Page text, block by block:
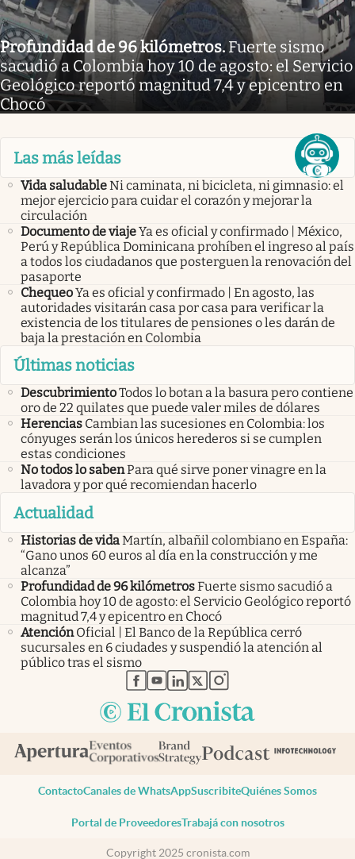
Profundidad de 96 kilómetros. Fuerte sismo
sacudió a Colombia hoy 10 de agosto: el Servicio
Geológico reportó magnitud 7,4 y epicentro en
Chocó
Las más leídas
Vida saludableNi caminata, ni bicicleta, ni gimnasio: el
mejor ejercicio para cuidar el corazón y mejorar la
circulación
Documento de viajeYa es oficial y confirmado | México,
Perú y República Dominicana prohíben el ingreso al país
a todos los ciudadanos que posterguen la renovación del
pasaporte
ChequeoYa es oficial y confirmado | En agosto, las
autoridades visitarán casa por casa para verificar la
existencia de los titulares de pensiones o les darán de
baja la prestación en Colombia
Últimas noticias
DescubrimientoTodos lo botan a la basura pero contiene
oro de 22 quilates que puede valer miles de dólares
Herencias Cambian las sucesiones en Colombia: los
cónyuges serán los únicos herederos si se cumplen
estas condiciones
No todos lo sabenPara qué sirve poner vinagre en la
lavadora y por qué recomiendan hacerlo
Actualidad
Historias de vidaMartín, albañil colombiano en España:
“Gano unos 60 euros al día en la construcción y me
alcanza”
Profundidad de 96 kilómetrosFuerte sismo sacudió a
Colombia hoy 10 de agosto: el Servicio Geológico reportó
magnitud 7,4 y epicentro en Chocó
Atención Oficial | El Banco de la República cerró
sucursales en 6 ciudades y suspendió la atención al
público tras el sismo
abre en nueva pestaña
abre en nueva pestaña
abre en nueva pestaña
abre en nueva pestaña
abre en nueva pestaña
ContactoCanales de WhatsAppSuscribiteQuiénes Somos
Portal de ProveedoresTrabajá con nosotros
Copyright 2025 cronista.com